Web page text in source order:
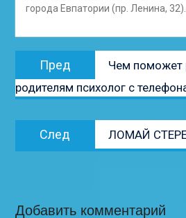
города Евпатории (пр. Ленина, 32).
Навигация
записям
Пред
Предыдущая
запись:
Чем поможет
родителям психолог с
След
Следующая
запись:
ЛОМАЙ
Добавить комментарий